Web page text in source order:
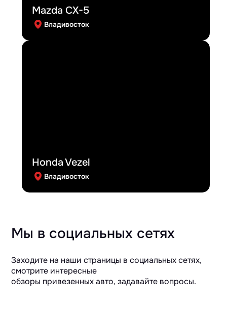
Mazda CX-5
Владивосток
Honda Vezel
Владивосток
Мы в социальных сетях
Заходите на наши страницы в социальных сетях,
смотрите интересные
обзоры привезенных авто, задавайте вопросы.